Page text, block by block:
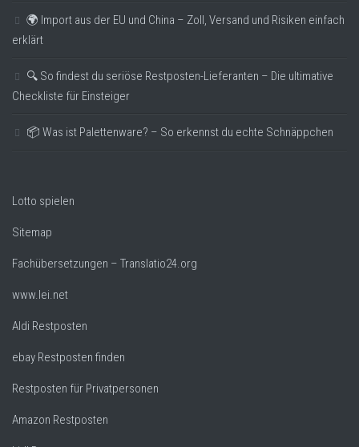
🌍 Import aus der EU und China – Zoll, Versand und Risiken einfach
erklärt
🔍 So findest du seriöse Restposten-Lieferanten – Die ultimative
Checkliste für Einsteiger
📦 Was ist Palettenware? – So erkennst du echte Schnäppchen
Lotto spielen
Sitemap
Fachübersetzungen – Translatio24.org
www.lei.net
Aldi Restposten
ebay Restposten finden
Restposten für Privatpersonen
Amazon Restposten